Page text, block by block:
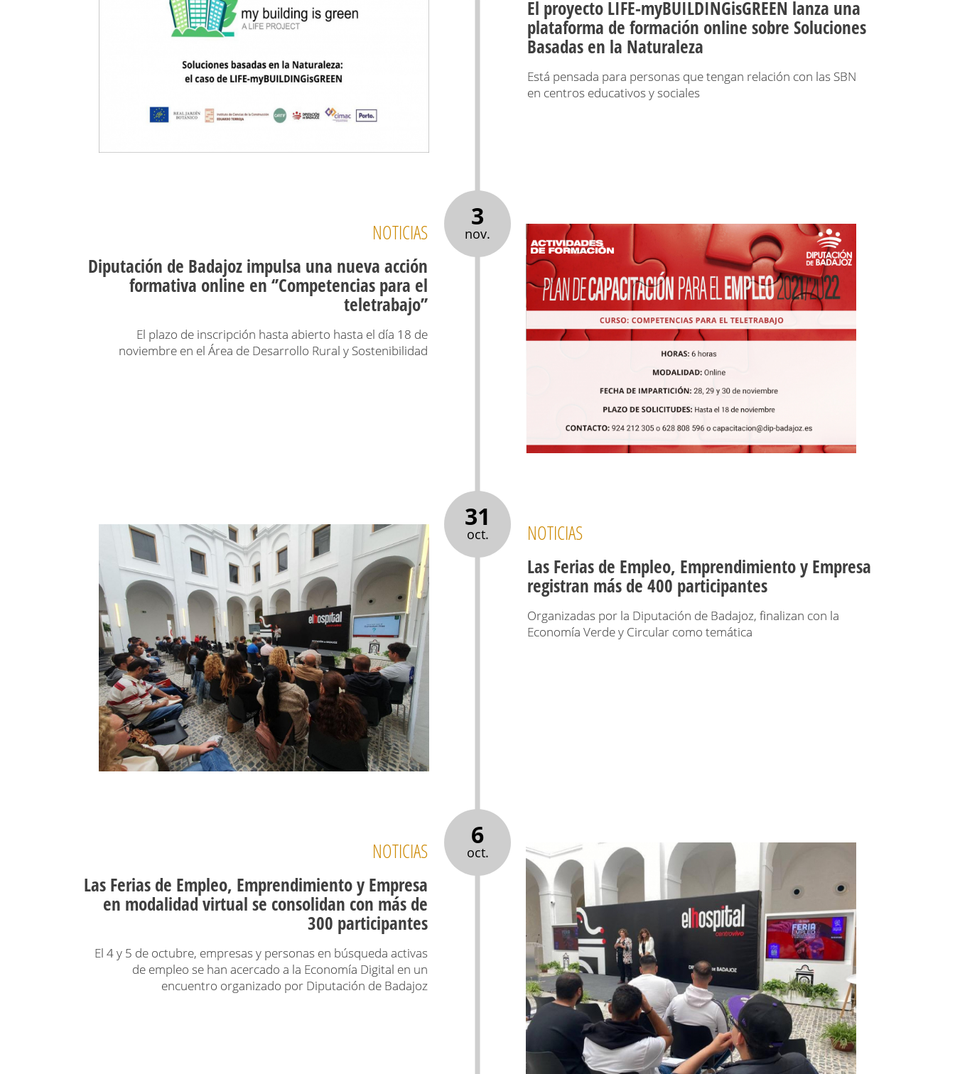
El proyecto LIFE-myBUILDINGisGREEN lanza una
plataforma de formación online sobre Soluciones
Basadas en la Naturaleza
Está pensada para personas que tengan relación con las SBN
en centros educativos y sociales
3
nov.
NOTICIAS
Diputación de Badajoz impulsa una nueva acción
formativa online en ‘’Competencias para el
teletrabajo’’
El plazo de inscripción hasta abierto hasta el día 18 de
noviembre en el Área de Desarrollo Rural y Sostenibilidad
31
oct. NOTICIAS
Las Ferias de Empleo, Emprendimiento y Empresa
registran más de 400 participantes
Organizadas por la Diputación de Badajoz, finalizan con la
Economía Verde y Circular como temática
6
oct.
NOTICIAS
Las Ferias de Empleo, Emprendimiento y Empresa
en modalidad virtual se consolidan con más de
300 participantes
El 4 y 5 de octubre, empresas y personas en búsqueda activas
de empleo se han acercado a la Economía Digital en un
encuentro organizado por Diputación de Badajoz